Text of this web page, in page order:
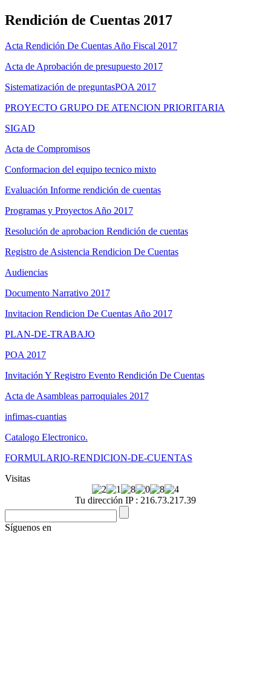
Rendición de Cuentas 2017
Acta Rendición De Cuentas Año Fiscal 2017
Acta de Aprobación de presupuesto 2017
Sistematización de preguntasPOA 2017
PROYECTO GRUPO DE ATENCION PRIORITARIA
SIGAD
Acta de Compromisos
Conformacion del equipo tecnico mixto
Evaluación Informe rendición de cuentas
Programas y Proyectos Año 2017
Resolución de aprobacion Rendición de cuentas
Registro de Asistencia Rendicion De Cuentas
Audiencias
Documento Narrativo 2017
Invitacion Rendicion De Cuentas Año 2017
PLAN-DE-TRABAJO
POA 2017
Invitación Y Registro Evento Rendición De Cuentas
Acta de Asambleas parroquiales 2017
infimas-cuantias
Catalogo Electronico.
FORMULARIO-RENDICION-DE-CUENTAS
Visitas
Tu dirección IP : 216.73.217.39
Síguenos en